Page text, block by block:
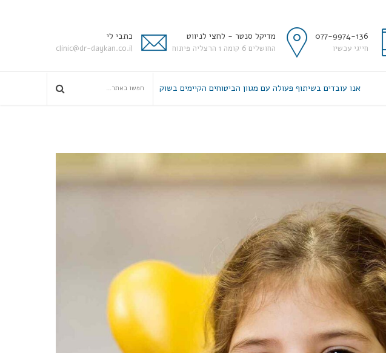
077-9974-136
חייגי עכשיו
מדיקל סנטר - לחצי לניווט
החושלים 6 קומה 1 הרצליה פיתוח
כתבי לי
clinic@dr-daykan.co.il
אנו עובדים בשיתוף פעולה עם מגוון הביטוחים הקיימים בשוק